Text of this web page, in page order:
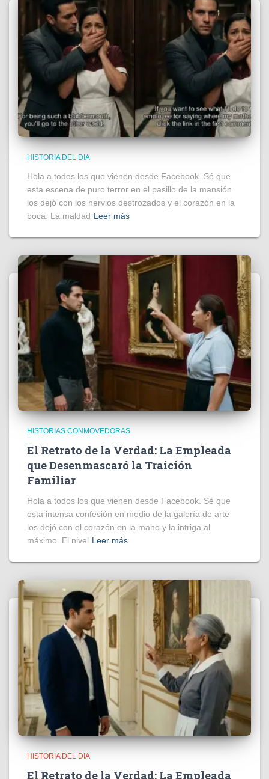
HISTORIA DEL DIA
Hola a todos los que vienen desde Facebook. Sé que
esta escena de puro terror en el pasillo de la mansión
los dejó con los nervios destrozados y el corazón en la
boca. La maldad Leer más
HISTORIAS CONMOVEDORAS
El Retrato de la Verdad: La Empleada
que Desenmascaró la Traición
Familiar
Hola a todos los que vienen desde Facebook. Sé que
esta intensa confesión en medio de la galería de arte
los dejó con el corazón en la mano y la intriga al
máximo. El nivel Leer más
HISTORIA DEL DIA
El Retrato de la Verdad: La Empleada